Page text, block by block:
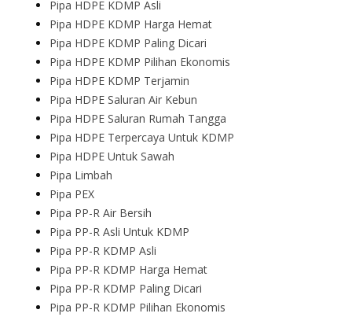
Pipa HDPE KDMP Asli
Pipa HDPE KDMP Harga Hemat
Pipa HDPE KDMP Paling Dicari
Pipa HDPE KDMP Pilihan Ekonomis
Pipa HDPE KDMP Terjamin
Pipa HDPE Saluran Air Kebun
Pipa HDPE Saluran Rumah Tangga
Pipa HDPE Terpercaya Untuk KDMP
Pipa HDPE Untuk Sawah
Pipa Limbah
Pipa PEX
Pipa PP-R Air Bersih
Pipa PP-R Asli Untuk KDMP
Pipa PP-R KDMP Asli
Pipa PP-R KDMP Harga Hemat
Pipa PP-R KDMP Paling Dicari
Pipa PP-R KDMP Pilihan Ekonomis